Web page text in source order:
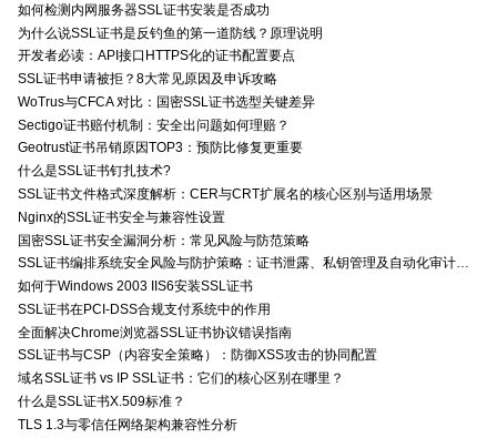
如何检测内网服务器SSL证书安装是否成功
为什么说SSL证书是反钓鱼的第一道防线？原理说明
开发者必读：API接口HTTPS化的证书配置要点
SSL证书申请被拒？8大常见原因及申诉攻略
WoTrus与CFCA 对比：国密SSL证书选型关键差异
Sectigo证书赔付机制：安全出问题如何理赔？
Geotrust证书吊销原因TOP3：预防比修复更重要
什么是SSL证书钉扎技术?
SSL证书文件格式深度解析：CER与CRT扩展名的核心区别与适用场景
Nginx的SSL证书安全与兼容性设置
国密SSL证书安全漏洞分析：常见风险与防范策略
SSL证书编排系统安全风险与防护策略：证书泄露、私钥管理及自动化审计技术要点
如何于Windows 2003 IIS6安装SSL证书
SSL证书在PCI-DSS合规支付系统中的作用
全面解决Chrome浏览器SSL证书协议错误指南
SSL证书与CSP（内容安全策略）：防御XSS攻击的协同配置
域名SSL证书 vs IP SSL证书：它们的核心区别在哪里？
什么是SSL证书X.509标准？
TLS 1.3与零信任网络架构兼容性分析